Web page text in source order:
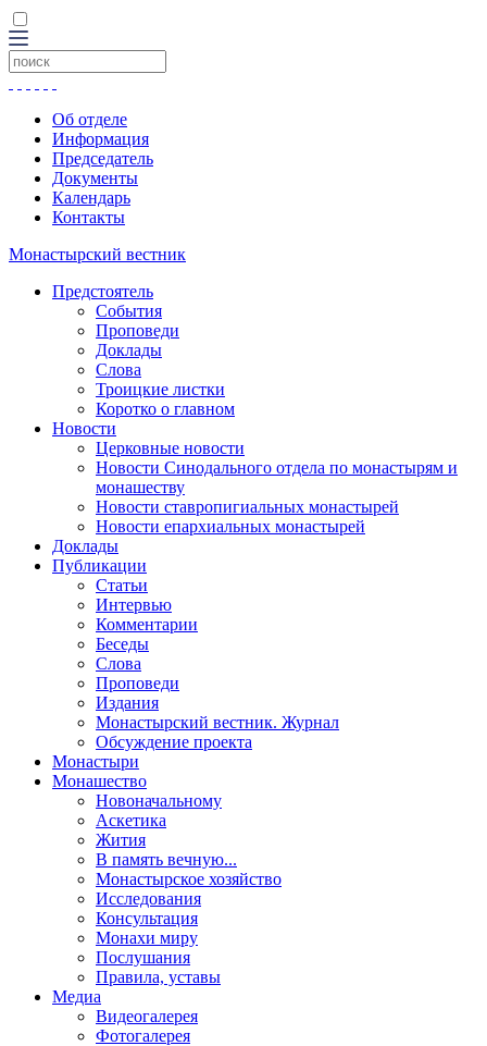
Об отделе
Информация
Председатель
Документы
Календарь
Контакты
Монастырский вестник
Предстоятель
События
Проповеди
Доклады
Слова
Троицкие листки
Коротко о главном
Новости
Церковные новости
Новости Синодального отдела по монастырям и
монашеству
Новости ставропигиальных монастырей
Новости епархиальных монастырей
Доклады
Публикации
Статьи
Интервью
Комментарии
Беседы
Слова
Проповеди
Издания
Монастырский вестник. Журнал
Обсуждение проекта
Монастыри
Монашество
Новоначальному
Аскетика
Жития
В память вечную...
Монастырское хозяйство
Исследования
Консультация
Монахи миру
Послушания
Правила, уставы
Медиа
Видеогалерея
Фотогалерея